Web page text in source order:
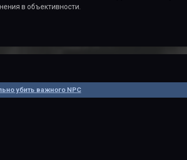
в объективности.
убить важного NPC